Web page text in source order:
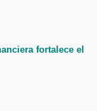
fortalece el